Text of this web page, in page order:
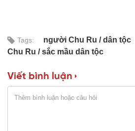
Tags: người Chu Ru
dân tộc
Chu Ru
sắc mầu dân tộc
Viết bình luận